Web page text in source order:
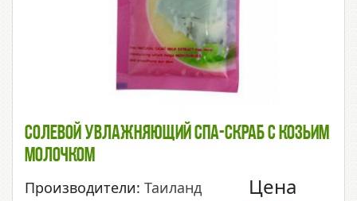
Солевой Увлажняющий СПА-Скраб С Козьим
Молочком
Производители: Таиланд
Цена